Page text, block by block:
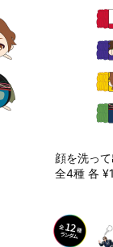
顔を洗っ
全4種 各